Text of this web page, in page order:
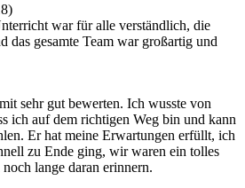
war für alle verständlich, die
das gesamte Team war großartig und
sehr gut bewerten. Ich wusste von
ich auf dem richtigen Weg bin und kann
Er hat meine Erwartungen erfüllt, ich
zu Ende ging, wir waren ein tolles
lange daran erinnern.